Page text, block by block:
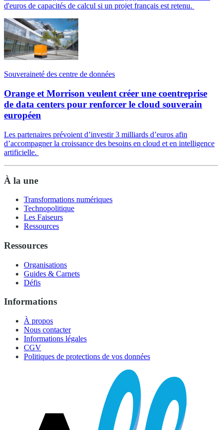
d'euros de capacités de calcul si un projet français est retenu.
Souveraineté des centre de données
Orange et Morrison veulent créer une coentreprise
de data centers pour renforcer le cloud souverain
européen
Les partenaires prévoient d’investir 3 milliards d’euros afin
d’accompagner la croissance des besoins en cloud et en intelligence
artificielle.
À la une
Transformations numériques
Technopolitique
Les Faiseurs
Ressources
Ressources
Organisations
Guides & Carnets
Défis
Informations
À propos
Nous contacter
Informations légales
CGV
Politiques de protections de vos données